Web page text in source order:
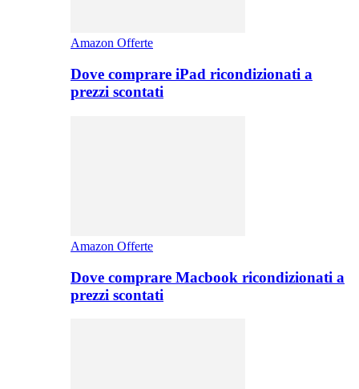
Amazon Offerte
Dove comprare iPad ricondizionati a
prezzi scontati
Amazon Offerte
Dove comprare Macbook ricondizionati a
prezzi scontati